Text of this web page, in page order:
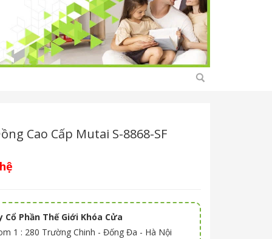
Cao Cấp Mutai S-8868-SF
Cổ Phần Thế Giới Khóa Cửa
1 : 280 Trường Chinh - Đống Đa - Hà Nội